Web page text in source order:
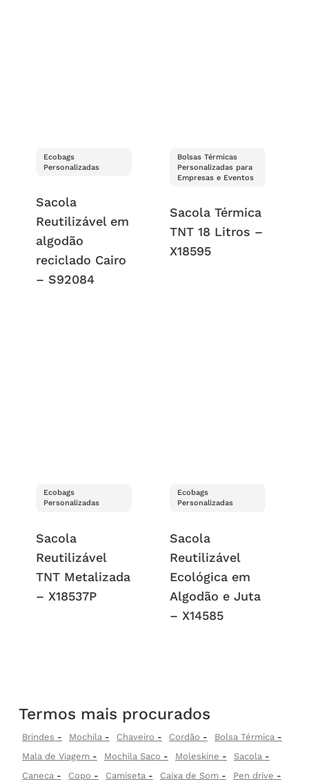
Ecobags
Personalizadas
Sacola
Reutilizável em
algodão
reciclado Cairo
– S92084
Bolsas Térmicas
Personalizadas para
Empresas e Eventos
Sacola Térmica
TNT 18 Litros –
X18595
Ecobags
Personalizadas
Sacola
Reutilizável
TNT Metalizada
– X18537P
Ecobags
Personalizadas
Sacola
Reutilizável
Ecológica em
Algodão e Juta
– X14585
Termos mais procurados
Brindes Mochila Chaveiro Cordão
Bolsa Térmica
Mala de Viagem
Mochila Saco Moleskine
Sacola
Caneca
Copo Camiseta Caixa de Som
Pen drive